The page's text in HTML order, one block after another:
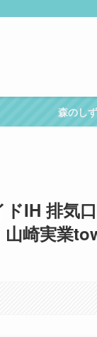
森のし
ドIH 排気
崎実業